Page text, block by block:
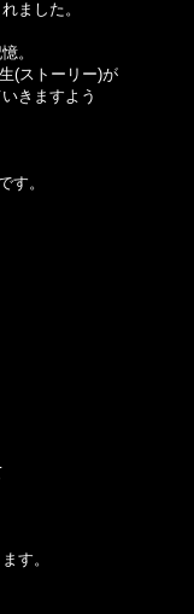
ました。
。
(ストーリー)が
きますよう
す。
す。